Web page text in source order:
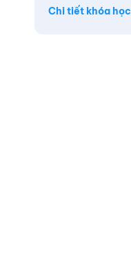
Chi tiết khóa học